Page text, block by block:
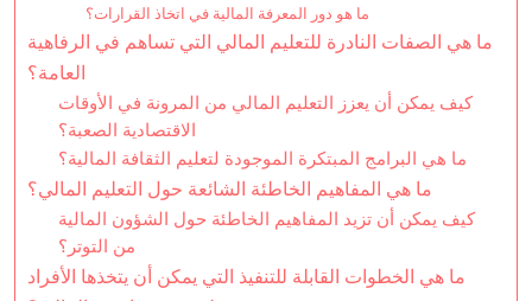
ما هو دور المعرفة المالية في اتخاذ القرارات؟
ما هي الصفات النادرة للتعليم المالي التي تساهم في الرفاهية
العامة؟
كيف يمكن أن يعزز التعليم المالي من المرونة في الأوقات
الاقتصادية الصعبة؟
ما هي البرامج المبتكرة الموجودة لتعليم الثقافة المالية؟
ما هي المفاهيم الخاطئة الشائعة حول التعليم المالي؟
كيف يمكن أن تزيد المفاهيم الخاطئة حول الشؤون المالية
من التوتر؟
ما هي الخطوات القابلة للتنفيذ التي يمكن أن يتخذها الأفراد